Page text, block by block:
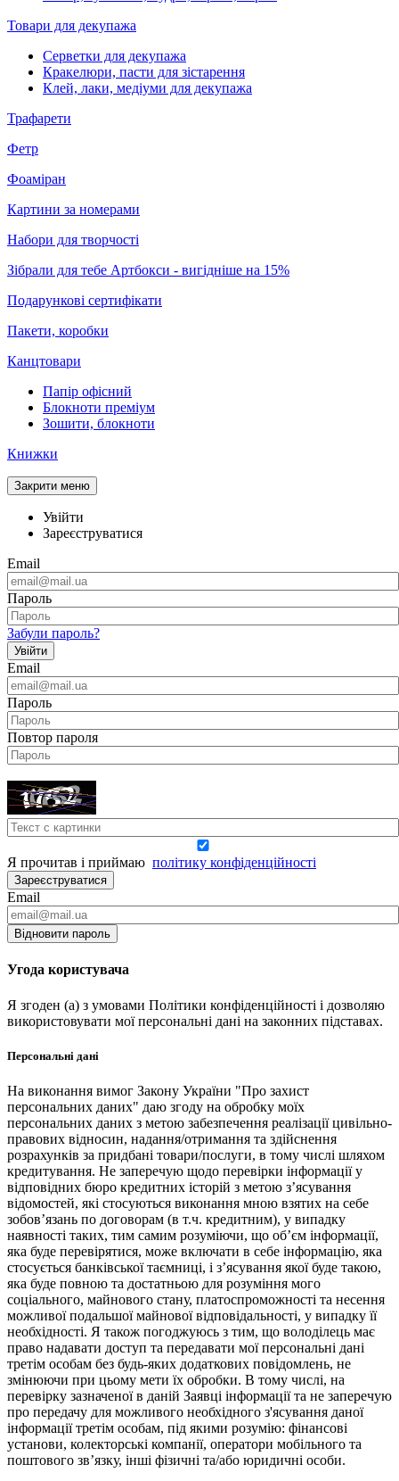
Товари для декупажа
Серветки для декупажа
Кракелюри, пасти для зістарення
Клей, лаки, медіуми для декупажа
Трафарети
Фетр
Фоаміран
Картини за номерами
Набори для творчості
Зібрали для тебе Артбокси - вигідніше на 15%
Подарункові сертифікати
Пакети, коробки
Канцтовари
Папір офісний
Блокноти преміум
Зошити, блокноти
Книжки
Закрити меню
Увійти
Зареєструватися
Email
Пароль
Забули пароль?
Увійти
Email
Пароль
Повтор пароля
Я прочитав і приймаю політику конфіденційності
Зареєструватися
Email
Відновити пароль
Угода користувача
Я згоден (а) з умовами Політики конфіденційності і дозволяю
використовувати мої персональні дані на законних підставах.
Персональні дані
На виконання вимог Закону України "Про захист
персональних даних" даю згоду на обробку моїх
персональних даних з метою забезпечення реалізації цивільно-
правових відносин, надання/отримання та здійснення
розрахунків за придбані товари/послуги, в тому числі шляхом
кредитування. Не заперечую щодо перевірки інформації у
відповідних бюро кредитних історій з метою з’ясування
відомостей, які стосуються виконання мною взятих на себе
зобов’язань по договорам (в т.ч. кредитним), у випадку
наявності таких, тим самим розуміючи, що об’єм інформації,
яка буде перевірятися, може включати в себе інформацію, яка
стосується банківської таємниці, і з’ясування якої буде такою,
яка буде повною та достатньою для розуміння мого
соціального, майнового стану, платоспроможності та несення
можливої подальшої майнової відповідальності, у випадку її
необхідності. Я також погоджуюсь з тим, що володілець має
право надавати доступ та передавати мої персональні дані
третім особам без будь-яких додаткових повідомлень, не
змінюючи при цьому мети їх обробки. В тому числі, на
перевірку зазначеної в даній Заявці інформації та не заперечую
про передачу для можливого необхідного з'ясування даної
інформації третім особам, під якими розумію: фінансові
установи, колекторські компанії, оператори мобільного та
поштового зв’язку, інші фізичні та/або юридичні особи.